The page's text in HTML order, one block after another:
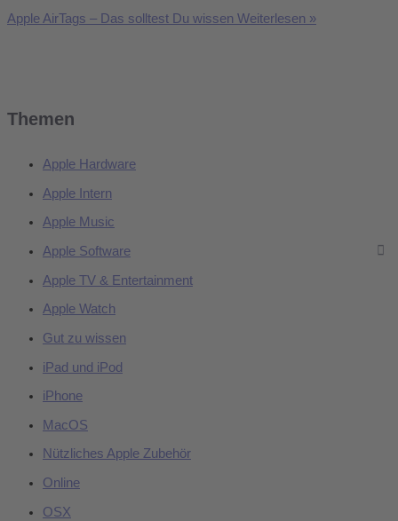
Apple AirTags – Das solltest Du wissen Weiterlesen »
Themen
Apple Hardware
Apple Intern
Apple Music
Apple Software
Apple TV & Entertainment
Apple Watch
Gut zu wissen
iPad und iPod
iPhone
MacOS
Nützliches Apple Zubehör
Online
OSX